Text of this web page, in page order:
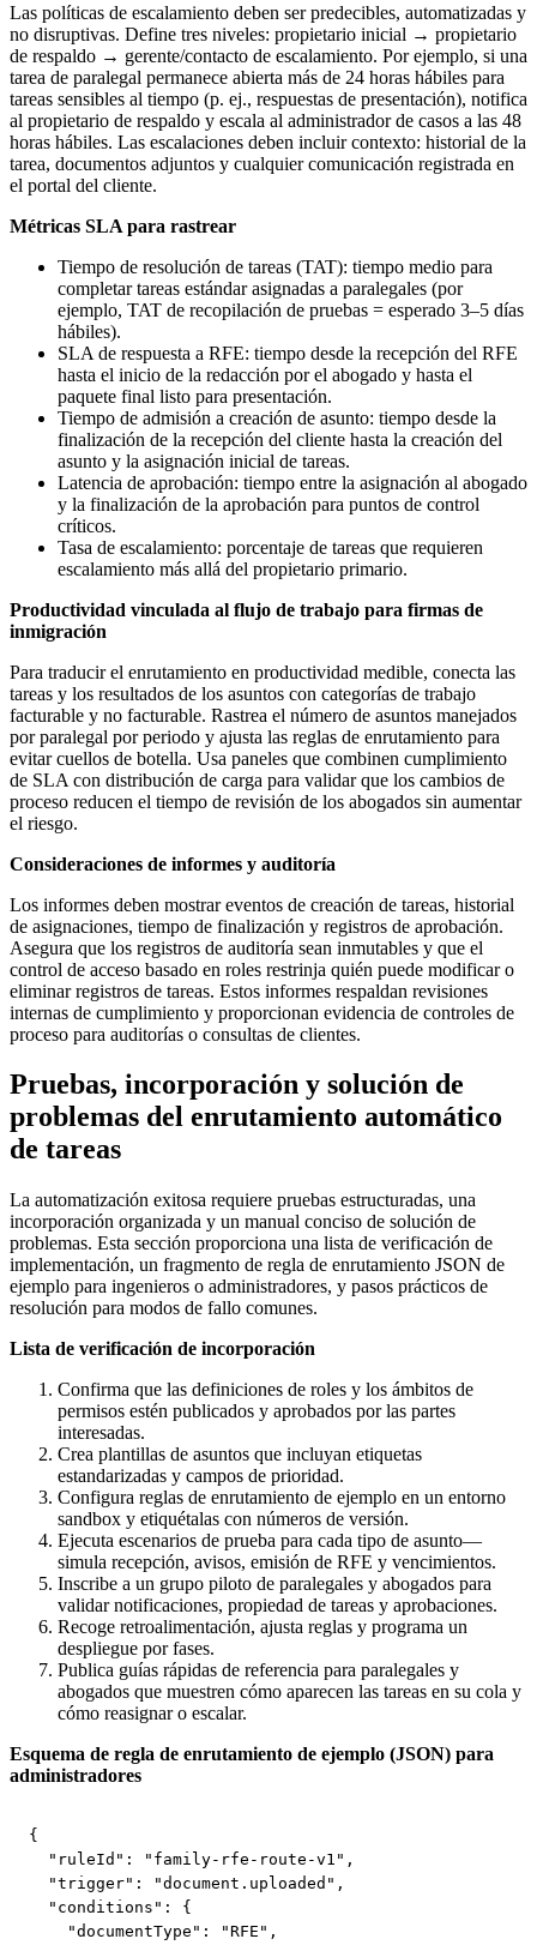
Las políticas de escalamiento deben ser predecibles, automatizadas y
no disruptivas. Define tres niveles: propietario inicial → propietario
de respaldo → gerente/contacto de escalamiento. Por ejemplo, si una
tarea de paralegal permanece abierta más de 24 horas hábiles para
tareas sensibles al tiempo (p. ej., respuestas de presentación), notifica
al propietario de respaldo y escala al administrador de casos a las 48
horas hábiles. Las escalaciones deben incluir contexto: historial de la
tarea, documentos adjuntos y cualquier comunicación registrada en
el portal del cliente.
Métricas SLA para rastrear
Tiempo de resolución de tareas (TAT): tiempo medio para
completar tareas estándar asignadas a paralegales (por
ejemplo, TAT de recopilación de pruebas = esperado 3–5 días
hábiles).
SLA de respuesta a RFE: tiempo desde la recepción del RFE
hasta el inicio de la redacción por el abogado y hasta el
paquete final listo para presentación.
Tiempo de admisión a creación de asunto: tiempo desde la
finalización de la recepción del cliente hasta la creación del
asunto y la asignación inicial de tareas.
Latencia de aprobación: tiempo entre la asignación al abogado
y la finalización de la aprobación para puntos de control
críticos.
Tasa de escalamiento: porcentaje de tareas que requieren
escalamiento más allá del propietario primario.
Productividad vinculada al flujo de trabajo para firmas de
inmigración
Para traducir el enrutamiento en productividad medible, conecta las
tareas y los resultados de los asuntos con categorías de trabajo
facturable y no facturable. Rastrea el número de asuntos manejados
por paralegal por periodo y ajusta las reglas de enrutamiento para
evitar cuellos de botella. Usa paneles que combinen cumplimiento
de SLA con distribución de carga para validar que los cambios de
proceso reducen el tiempo de revisión de los abogados sin aumentar
el riesgo.
Consideraciones de informes y auditoría
Los informes deben mostrar eventos de creación de tareas, historial
de asignaciones, tiempo de finalización y registros de aprobación.
Asegura que los registros de auditoría sean inmutables y que el
control de acceso basado en roles restrinja quién puede modificar o
eliminar registros de tareas. Estos informes respaldan revisiones
internas de cumplimiento y proporcionan evidencia de controles de
proceso para auditorías o consultas de clientes.
Pruebas, incorporación y solución de
problemas del enrutamiento automático
de tareas
La automatización exitosa requiere pruebas estructuradas, una
incorporación organizada y un manual conciso de solución de
problemas. Esta sección proporciona una lista de verificación de
implementación, un fragmento de regla de enrutamiento JSON de
ejemplo para ingenieros o administradores, y pasos prácticos de
resolución para modos de fallo comunes.
Lista de verificación de incorporación
Confirma que las definiciones de roles y los ámbitos de
permisos estén publicados y aprobados por las partes
interesadas.
Crea plantillas de asuntos que incluyan etiquetas
estandarizadas y campos de prioridad.
Configura reglas de enrutamiento de ejemplo en un entorno
sandbox y etiquétalas con números de versión.
Ejecuta escenarios de prueba para cada tipo de asunto—
simula recepción, avisos, emisión de RFE y vencimientos.
Inscribe a un grupo piloto de paralegales y abogados para
validar notificaciones, propiedad de tareas y aprobaciones.
Recoge retroalimentación, ajusta reglas y programa un
despliegue por fases.
Publica guías rápidas de referencia para paralegales y
abogados que muestren cómo aparecen las tareas en su cola y
cómo reasignar o escalar.
Esquema de regla de enrutamiento de ejemplo (JSON) para
administradores
{
  "ruleId": "family-rfe-route-v1",
  "trigger": "document.uploaded",
  "conditions": {
    "documentType": "RFE",